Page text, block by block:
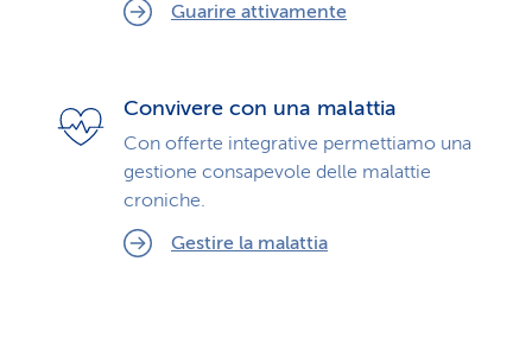
Guarire attivamente
Convivere con una malattia
Con offerte integrative permettiamo una
gestione consapevole delle malattie
croniche.
Gestire la malattia